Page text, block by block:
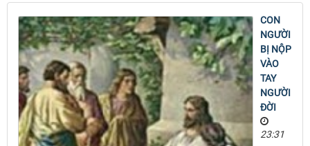
CON
NGƯỜI
BỊ NỘP
VÀO
TAY
NGƯỜI
ĐỜI
23:31